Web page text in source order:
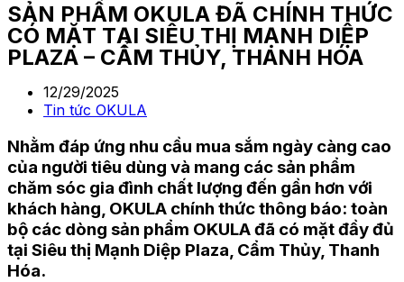
SẢN PHẨM OKULA ĐÃ CHÍNH THỨC
CÓ MẶT TẠI SIÊU THỊ MẠNH DIỆP
PLAZA – CẨM THỦY, THANH HÓA
12/29/2025
Tin tức OKULA
Nhằm đáp ứng nhu cầu mua sắm ngày càng cao
của người tiêu dùng và mang các sản phẩm
chăm sóc gia đình chất lượng đến gần hơn với
khách hàng, OKULA chính thức thông báo: toàn
bộ các dòng sản phẩm OKULA đã có mặt đầy đủ
tại Siêu thị Mạnh Diệp Plaza, Cẩm Thủy, Thanh
Hóa.